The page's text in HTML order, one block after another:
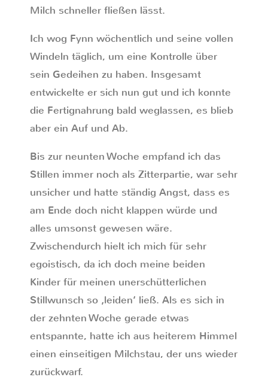
Milch schneller fließen lässt.
Ich wog Fynn wöchentlich und seine vollen
Windeln täglich, um eine Kontrolle über
sein Gedeihen zu haben. Insgesamt
entwickelte er sich nun gut und ich konnte
die Fertignahrung bald weglassen, es blieb
aber ein Auf und Ab.
Bis zur neunten Woche empfand ich das
Stillen immer noch als Zitterpartie, war sehr
unsicher und hatte ständig Angst, dass es
am Ende doch nicht klappen würde und
alles umsonst gewesen wäre.
Zwischendurch hielt ich mich für sehr
egoistisch, da ich doch meine beiden
Kinder für meinen unerschütterlichen
Stillwunsch so ‚leiden‘ ließ. Als es sich in
der zehnten Woche gerade etwas
entspannte, hatte ich aus heiterem Himmel
einen einseitigen Milchstau, der uns wieder
zurückwarf.